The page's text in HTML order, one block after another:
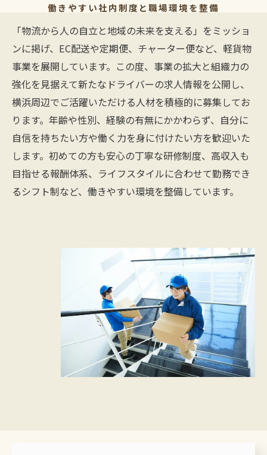
働きやすい社内制度と職場環境を整備
「物流から人の自立と地域の未来を支える」をミッショ
ンに掲げ、EC配送や定期便、チャーター便など、軽貨物
事業を展開しています。この度、事業の拡大と組織力の
強化を見据えて新たなドライバーの求人情報を公開し、
横浜周辺でご活躍いただける人材を積極的に募集してお
ります。年齢や性別、経験の有無にかかわらず、自分に
自信を持ちたい方や働く力を身に付けたい方を歓迎いた
します。初めての方も安心の丁寧な研修制度、高収入も
目指せる報酬体系、ライフスタイルに合わせて勤務でき
るシフト制など、働きやすい環境を整備しています。